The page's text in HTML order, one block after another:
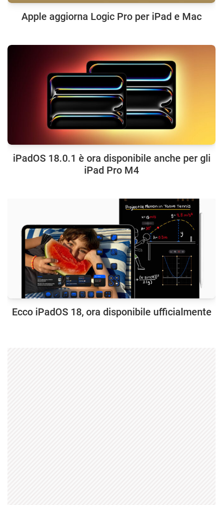
Apple aggiorna Logic Pro per iPad e Mac
iPadOS 18.0.1 è ora disponibile anche per gli
iPad Pro M4
Ecco iPadOS 18, ora disponibile ufficialmente